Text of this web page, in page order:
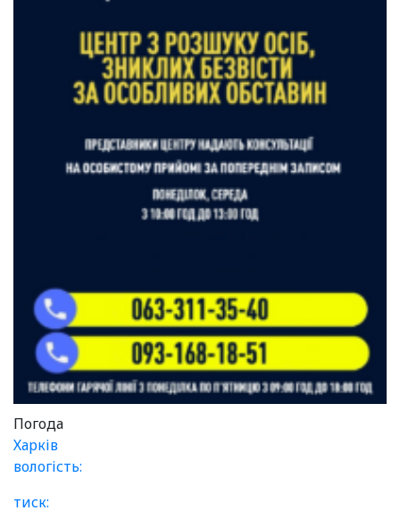
Погода
Харків
вологість:
тиск: